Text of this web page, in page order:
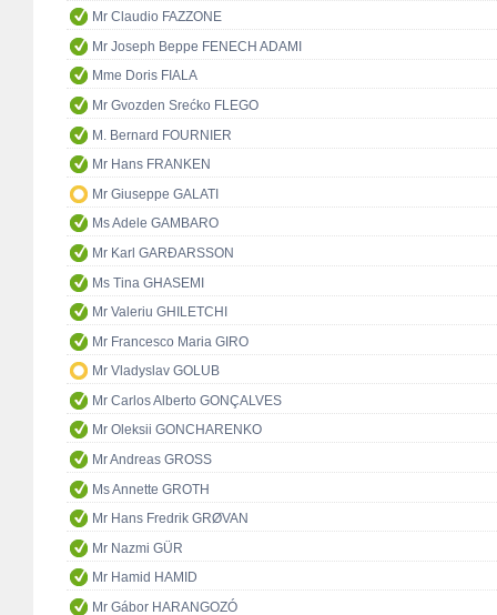
Mr Claudio FAZZONE
Mr Joseph Beppe FENECH ADAMI
Mme Doris FIALA
Mr Gvozden Srećko FLEGO
M. Bernard FOURNIER
Mr Hans FRANKEN
Mr Giuseppe GALATI
Ms Adele GAMBARO
Mr Karl GARÐARSSON
Ms Tina GHASEMI
Mr Valeriu GHILETCHI
Mr Francesco Maria GIRO
Mr Vladyslav GOLUB
Mr Carlos Alberto GONÇALVES
Mr Oleksii GONCHARENKO
Mr Andreas GROSS
Ms Annette GROTH
Mr Hans Fredrik GRØVAN
Mr Nazmi GÜR
Mr Hamid HAMID
Mr Gábor HARANGOZÓ